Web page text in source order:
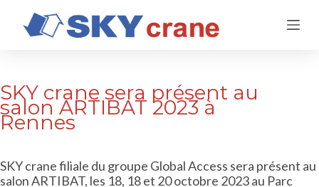
r
a
u
c
n
t
SKY crane sera présent au
salon ARTIBAT 2023 à
Rennes
SKY crane filiale du groupe Global Access sera présent au
salon ARTIBAT, les 18, 18 et 20 octobre 2023 au Parc